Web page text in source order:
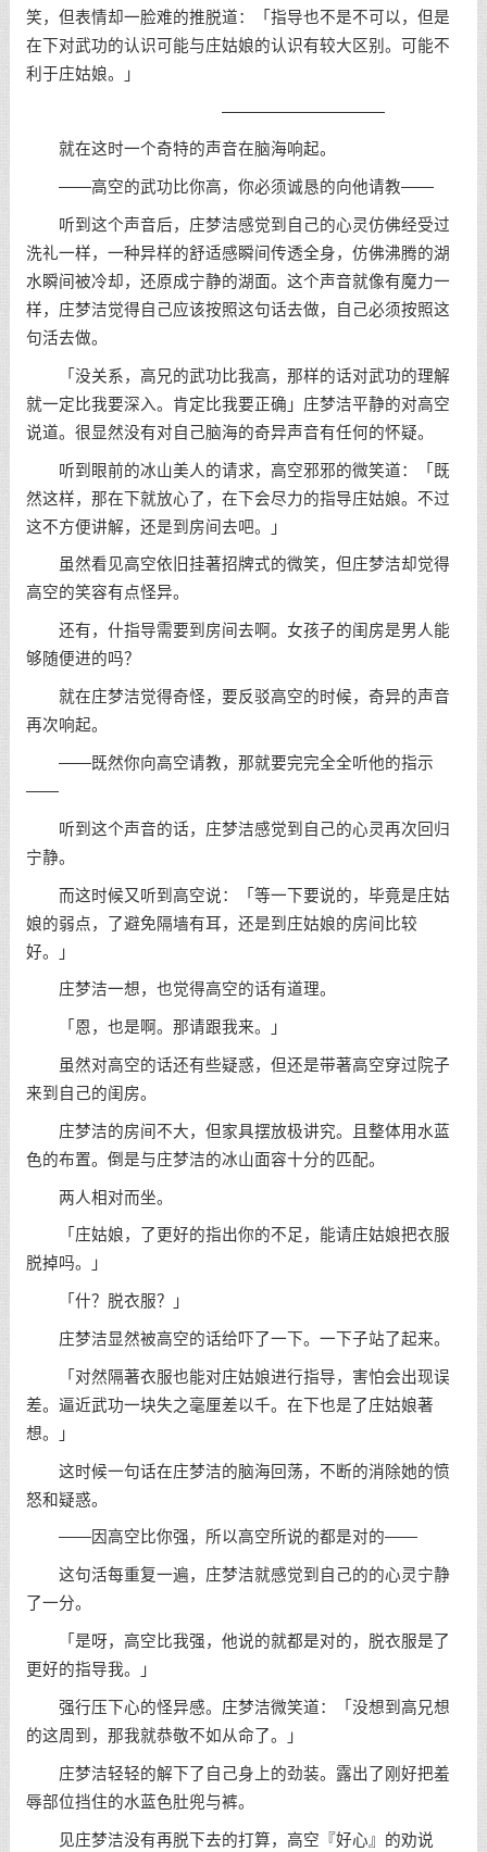
笑，但表情却一脸难的推脱道：「指导也不是不可以，但是
在下对武功的认识可能与庄姑娘的认识有较大区别。可能不
利于庄姑娘。」
——————————
就在这时一个奇特的声音在脑海响起。
——高空的武功比你高，你必须诚恳的向他请教——
听到这个声音后，庄梦洁感觉到自己的心灵仿佛经受过
洗礼一样，一种异样的舒适感瞬间传透全身，仿佛沸腾的湖
水瞬间被冷却，还原成宁静的湖面。这个声音就像有魔力一
样，庄梦洁觉得自己应该按照这句话去做，自己必须按照这
句活去做。
「没关系，高兄的武功比我高，那样的话对武功的理解
就一定比我要深入。肯定比我要正确」庄梦洁平静的对高空
说道。很显然没有对自己脑海的奇异声音有任何的怀疑。
听到眼前的冰山美人的请求，高空邪邪的微笑道：「既
然这样，那在下就放心了，在下会尽力的指导庄姑娘。不过
这不方便讲解，还是到房间去吧。」
虽然看见高空依旧挂著招牌式的微笑，但庄梦洁却觉得
高空的笑容有点怪异。
还有，什指导需要到房间去啊。女孩子的闺房是男人能
够随便进的吗？
就在庄梦洁觉得奇怪，要反驳高空的时候，奇异的声音
再次响起。
——既然你向高空请教，那就要完完全全听他的指示
——
听到这个声音的话，庄梦洁感觉到自己的心灵再次回归
宁静。
而这时候又听到高空说：「等一下要说的，毕竟是庄姑
娘的弱点，了避免隔墙有耳，还是到庄姑娘的房间比较
好。」
庄梦洁一想，也觉得高空的话有道理。
「恩，也是啊。那请跟我来。」
虽然对高空的话还有些疑惑，但还是带著高空穿过院子
来到自己的闺房。
庄梦洁的房间不大，但家具摆放极讲究。且整体用水蓝
色的布置。倒是与庄梦洁的冰山面容十分的匹配。
两人相对而坐。
「庄姑娘，了更好的指出你的不足，能请庄姑娘把衣服
脱掉吗。」
「什？脱衣服？」
庄梦洁显然被高空的话给吓了一下。一下子站了起来。
「对然隔著衣服也能对庄姑娘进行指导，害怕会出现误
差。逼近武功一块失之毫厘差以千。在下也是了庄姑娘著
想。」
这时候一句话在庄梦洁的脑海回荡，不断的消除她的愤
怒和疑惑。
——因高空比你强，所以高空所说的都是对的——
这句活每重复一遍，庄梦洁就感觉到自己的的心灵宁静
了一分。
「是呀，高空比我强，他说的就都是对的，脱衣服是了
更好的指导我。」
强行压下心的怪异感。庄梦洁微笑道：「没想到高兄想
的这周到，那我就恭敬不如从命了。」
庄梦洁轻轻的解下了自己身上的劲装。露出了刚好把羞
辱部位挡住的水蓝色肚兜与裤。
见庄梦洁没有再脱下去的打算，高空『好心』的劝说